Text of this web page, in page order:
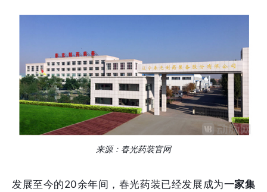
来源：春光药装官网
发展至今的20余年间，春光药装已经发展成为一家集